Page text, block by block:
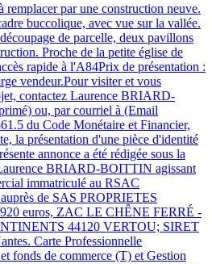
remplacer par une construction neuve.
buccolique, avec vue sur la vallée.
de parcelle, deux pavillons
Proche de la petite église de
rapide à l'A84Prix de présentation :
vendeur.Pour visiter et vous
contactez Laurence BRIARD-
ou, par courriel à (Email
du Code Monétaire et Financier,
la présentation d'une pièce d'identité
annonce a été rédigée sous la
BRIARD-BOITTIN agissant
immatriculé au RSAC
de SAS PROPRIETES
euros, ZAC LE CHÊNE FERRÉ -
44120 VERTOU; SIRET
Carte Professionnelle
fonds de commerce (T) et Gestion